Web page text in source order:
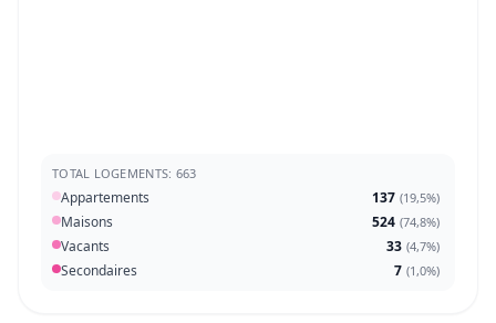
TOTAL LOGEMENTS: 663
Appartements 137 (19,5%)
Maisons 524 (74,8%)
Vacants 33 (4,7%)
Secondaires 7 (1,0%)